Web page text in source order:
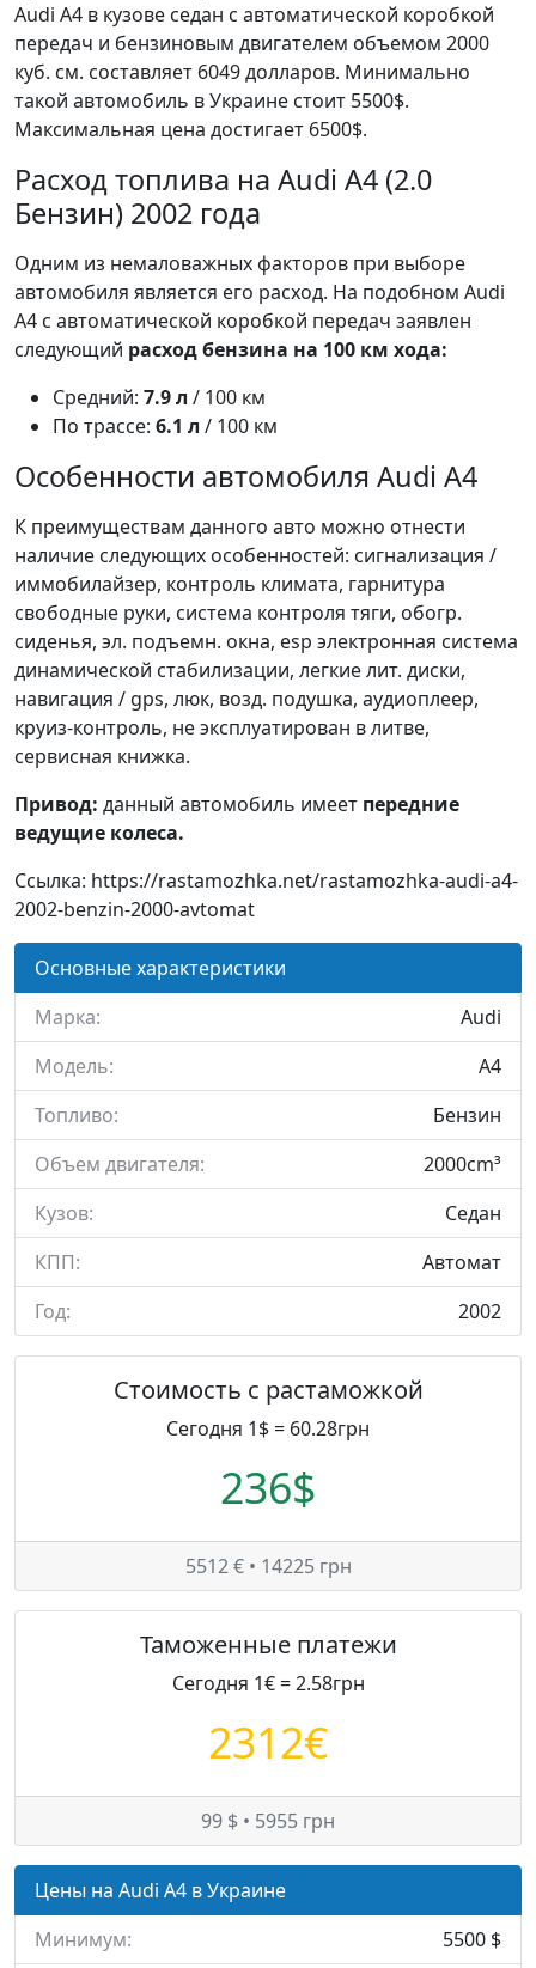
Audi A4 в кузове седан c автоматической коробкой
передач и бензиновым двигателем объемом 2000
куб. см. составляет 6049 долларов. Минимально
такой автомобиль в Украине стоит 5500$.
Максимальная цена достигает 6500$.
Расход топлива на Audi A4 (2.0
Бензин) 2002 года
Одним из немаловажных факторов при выборе
автомобиля является его расход. На подобном Audi
A4 с автоматической коробкой передач заявлен
следующий расход бензина на 100 км хода:
Средний: 7.9 л / 100 км
По трассе: 6.1 л / 100 км
Особенности автомобиля Audi A4
К преимуществам данного авто можно отнести
наличие следующих особенностей: сигнализация /
иммобилайзер, контроль климата, гарнитура
свободные руки, система контроля тяги, обогр.
сиденья, эл. подъемн. окна, esp электронная система
динамической стабилизации, легкие лит. диски,
навигация / gps, люк, возд. подушка, аудиоплеер,
круиз-контроль, не эксплуатирован в литве,
сервисная книжка.
Привод: данный автомобиль имеет передние
ведущие колеса.
Ссылка: https://rastamozhka.net/rastamozhka-audi-a4-
2002-benzin-2000-avtomat
Основные характеристики
Марка:
Audi
Модель:
A4
Топливо:
Бензин
Объем двигателя:
2000cm³
Кузов:
Седан
КПП:
Автомат
Год:
2002
Стоимость с растаможкой
Сегодня 1$ = 60.28грн
236$
5512 € • 14225 грн
Таможенные платежи
Сегодня 1€ = 2.58грн
2312€
99 $ • 5955 грн
Цены на Audi A4 в Украине
Минимум:
5500 $